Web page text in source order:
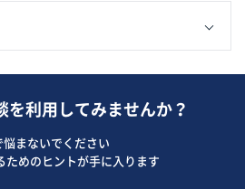
を利用してみませんか？
悩まないでください
ためのヒントが手に入ります